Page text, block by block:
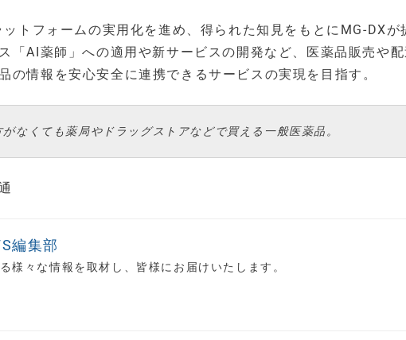
トフォームの実用化を進め、得られた知見をもとにMG-DXが
「AI薬師」への適用や新サービスの開発など、医薬品販売や
の情報を安心安全に連携できるサービスの実現を目指す。
なくても薬局やドラッグストアなどで買える一般医薬品。
編集部
様々な情報を取材し、皆様にお届けいたします。